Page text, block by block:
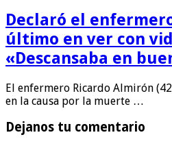
Declaró el
último en ver con
«Descansaba en
El enfermero Ricardo Almirón
en la causa por la muerte …
Dejanos tu comentario